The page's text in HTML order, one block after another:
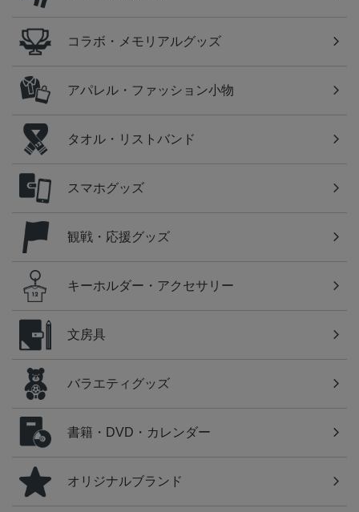
コラボ・メモリアルグッズ
アパレル・ファッション小物
タオル・リストバンド
スマホグッズ
観戦・応援グッズ
キーホルダー・アクセサリー
文房具
バラエティグッズ
書籍・DVD・カレンダー
オリジナルブランド